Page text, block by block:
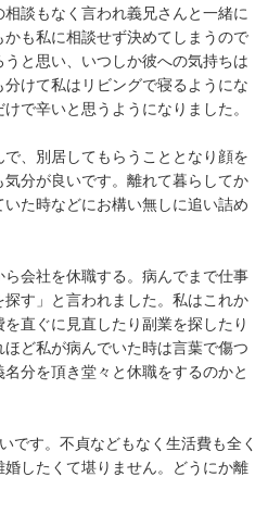
談もなく言われ義兄さんと一緒に
も私に相談せず決めてしまうので
と思い、いつしか彼への気持ちは
けて私はリビングで寝るようにな
で辛いと思うようになりました。
、別居してもらうこととなり顔を
分が良いです。離れて暮らしてか
た時などにお構い無しに追い詰め
会社を休職する。病んでまで仕事
す」と言われました。私はこれか
直ぐに見直したり副業を探したり
ど私が病んでいた時は言葉で傷つ
分を頂き堂々と休職をするのかと
です。不貞などもなく生活費も全く
したくて堪りません。どうにか離